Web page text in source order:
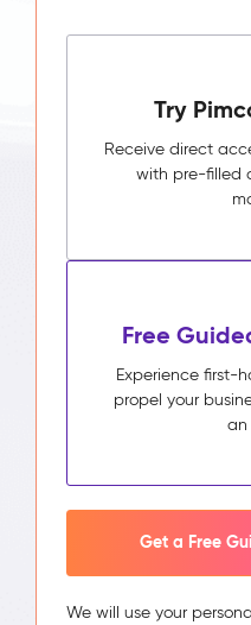
Try
Receive direct
with pre-filled
Free
Experience first-
propel your
an
Get a Free
We will use your